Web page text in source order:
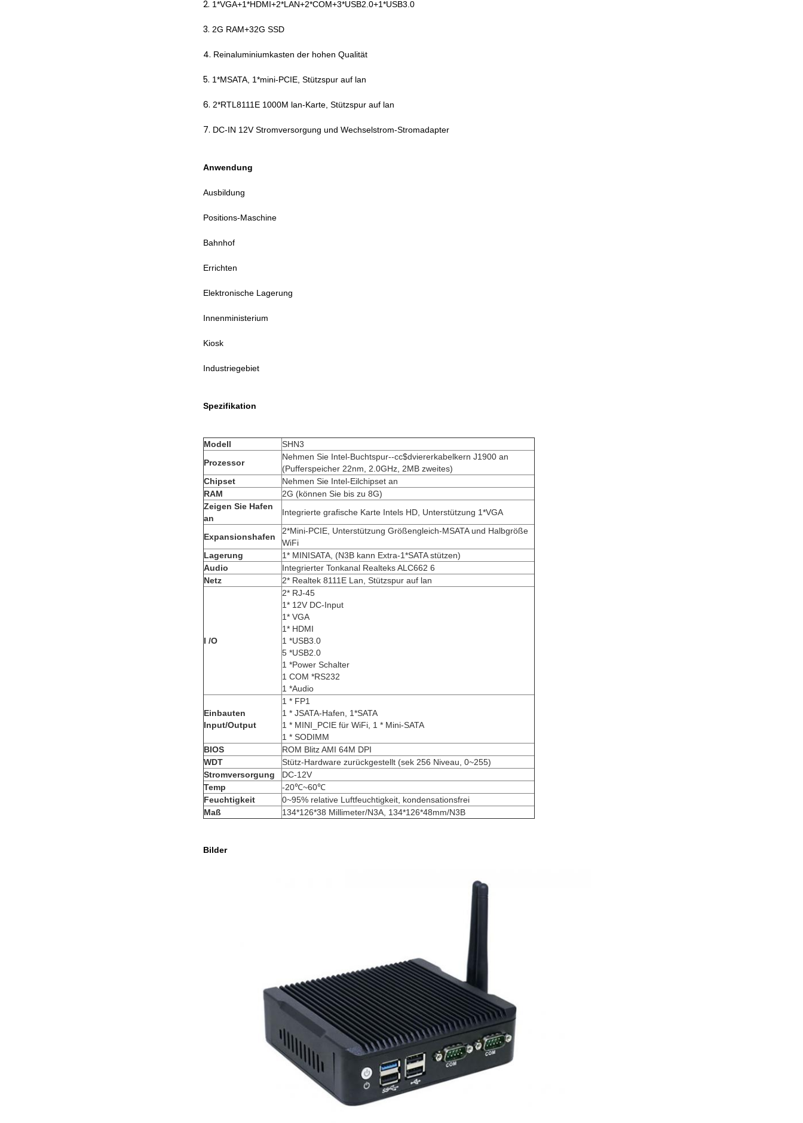
2. 1*VGA+1*HDMI+2*LAN+2*COM+3*USB2.0+1*USB3.0
3. 2G RAM+32G SSD
4. Reinaluminiumkasten der hohen Qualität
5. 1*MSATA, 1*mini-PCIE, Stützspur auf lan
6. 2*RTL8111E 1000M lan-Karte, Stützspur auf lan
7. DC-IN 12V Stromversorgung und Wechselstrom-Stromadapter
Anwendung
Ausbildung
Positions-Maschine
Bahnhof
Errichten
Elektronische Lagerung
Innenministerium
Kiosk
Industriegebiet
Spezifikation
Modell
SHN3
Prozessor
Nehmen Sie Intel-Buchtspur--cc$dviererkabelkern J1900 an
(Pufferspeicher 22nm, 2.0GHz, 2MB zweites)
Chipset
Nehmen Sie Intel-Eilchipset an
RAM
2G (können Sie bis zu 8G)
Zeigen Sie Hafen
an
Integrierte grafische Karte Intels HD, Unterstützung 1*VGA
Expansionshafen
2*Mini-PCIE, Unterstützung Größengleich-MSATA und Halbgröße
WiFi
Lagerung
1* MINISATA, (N3B kann Extra-1*SATA stützen)
Audio
Integrierter Tonkanal Realteks ALC662 6
Netz
2* Realtek 8111E Lan, Stützspur auf lan
I /O
2* RJ-45
1* 12V DC-Input
1* VGA
1* HDMI
1 *USB3.0
5 *USB2.0
1 *Power Schalter
1 COM *RS232
1 *Audio
Einbauten
Input/Output
1 * FP1
1 * JSATA-Hafen, 1*SATA
1 * MINI_PCIE für WiFi, 1 * Mini-SATA
1 * SODIMM
BIOS
ROM Blitz AMI 64M DPI
WDT
Stütz-Hardware zurückgestellt (sek 256 Niveau, 0~255)
Stromversorgung
DC-12V
Temp
-20℃~60℃
Feuchtigkeit
0~95% relative Luftfeuchtigkeit, kondensationsfrei
Maß
134*126*38 Millimeter/N3A, 134*126*48mm/N3B
Bilder